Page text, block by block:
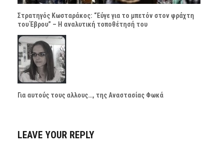
Στρατηγός Κωσταράκος: “Εύγε για το μπετόν στον φράχτη
του Έβρου” – Η αναλυτική τοποθέτησή του
Για αυτούς τους αλλους…, της Αναστασίας Φωκά
LEAVE YOUR REPLY